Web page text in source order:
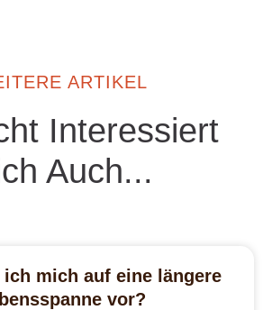
ARTIKEL
Interessiert
Auch...
mich auf eine längere
vor?